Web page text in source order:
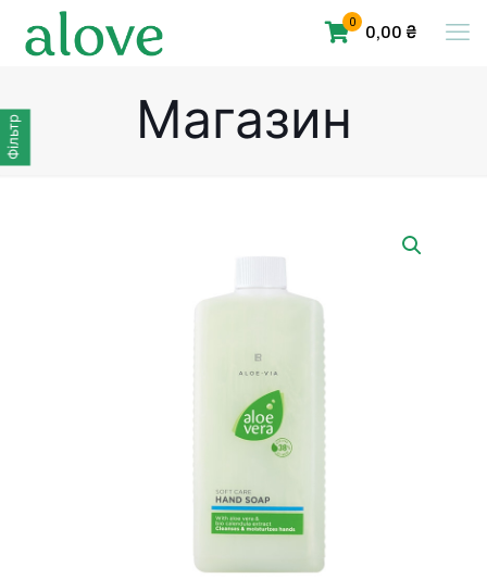
0
0,00 ₴
Магазин
Фільтр